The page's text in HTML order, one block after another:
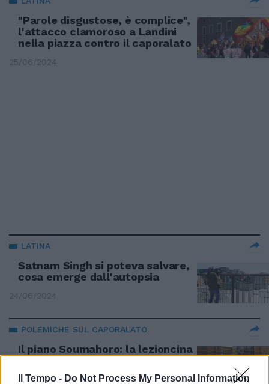
Il Tempo - Do Not Process My Personal Information
"Parole disgustose, è complice",
l'attacco clamoroso a Landini
nella piazza contro il caporalato
25/06/2024
LATINA
Satnam Singh si poteva salvare,
cosa emerge dall'autopsia
24/06/2024
POLEMICHE SUL CAPORALATO
Il piano Soumahoro: la lezioncina
sui migranti. All’attacco degli ex
alleati